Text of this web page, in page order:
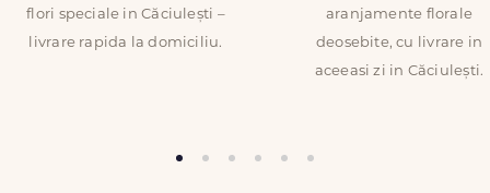
flori speciale in Căciulești –
livrare rapida la domiciliu.
aranjamente florale
deosebite, cu livrare in
aceeasi zi in Căciulești.